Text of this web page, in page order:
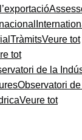
TràmitsVeure tot
tot
de la
Observatori
Veure tot